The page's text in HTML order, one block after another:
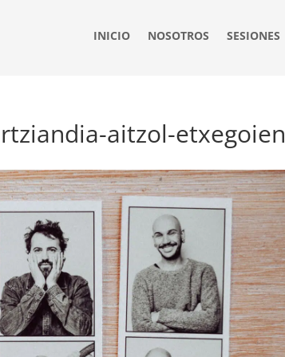
INICIO NOSOTROS SESIONES
aitzol-etxegoien